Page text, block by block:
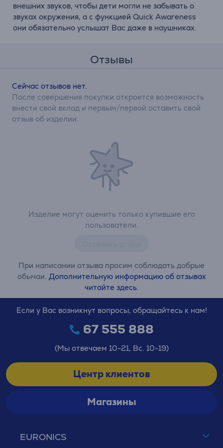
внешних звуков, чтобы дети могли не забывать о
звуках окружения, а с функцией Quick Awareness
они обязательно услышат Вас даже в наушниках.
Отзывы
Изделие могут оценить только купившие его
пользователи.
При написании отзыва просим соблюдать добрые
обычаи. Дополнительную информацию об отзывах
читайте здесь.
Сейчас отзывов нет.
После совершения покупки откроется возможность
внести свой вклад и первым/первой оставить свой
отзыв об изделии.
EURONICS
Если у Вас возникнут вопросы, обращайтесь к нам!
67 555 888
(Мы отвечаем 10-21, Вс. 10-19)
Центр клиентов
Магазины